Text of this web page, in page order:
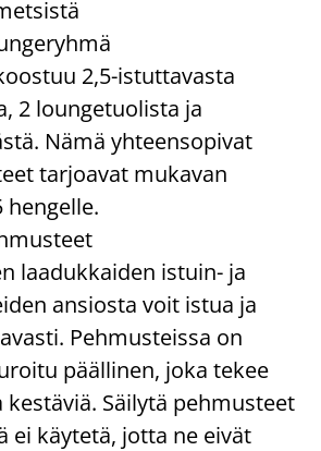
2,5-istuttavasta
2 loungetuolista ja
Nämä yhteensopivat
tarjoavat mukavan
laadukkaiden istuin- ja
ansiosta voit istua ja
Pehmusteissa on
päällinen, joka tekee
Säilytä pehmusteet
ei käytetä, jotta ne eivät